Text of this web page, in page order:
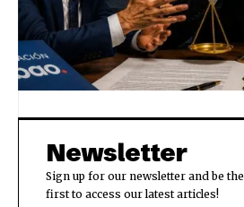
Newsletter
Sign up for our newsletter and be the
first to access our latest articles!